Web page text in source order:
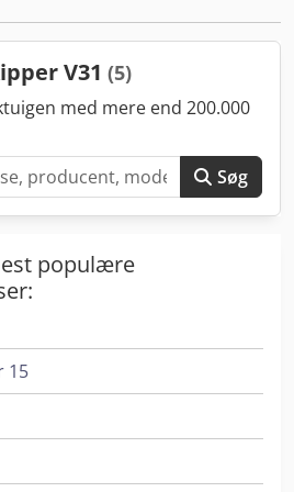
V31 (5)
med mere end 200.000
Søg
populære
15